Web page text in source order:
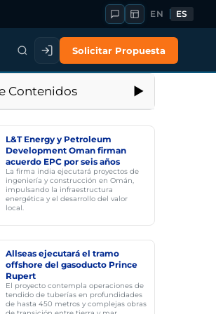
EN ES
Solicitar Propuesta
Contenidos
L&T Energy y Petroleum
Development Oman firman
acuerdo EPC por seis años
La firma india ejecutará proyectos de
ingeniería y construcción en Omán,
impulsando la infraestructura
energética y el desarrollo del valor
local.
Allseas ejecutará el tramo
offshore del gasoducto Prince
Rupert
El proyecto contempla operaciones de
tendido de tuberías en profundidades
de hasta 450 metros y complejas obras